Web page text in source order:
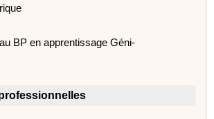
BP en apprentissage Géni-